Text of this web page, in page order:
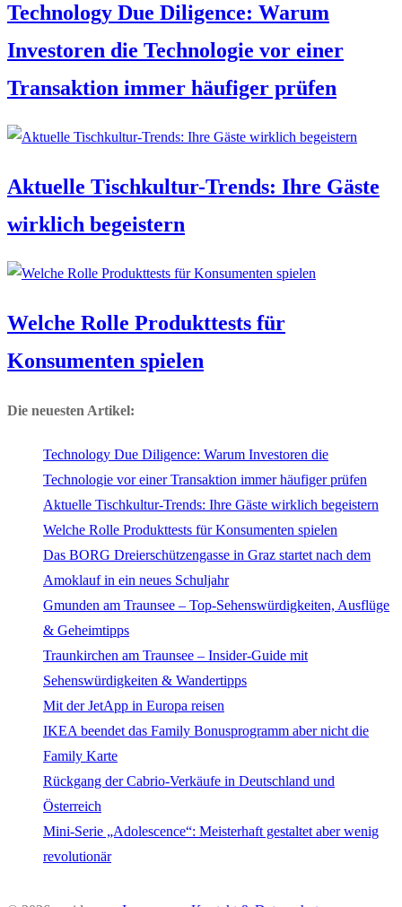
Technology Due Diligence: Warum
Investoren die Technologie vor einer
Transaktion immer häufiger prüfen
Aktuelle Tischkultur-Trends: Ihre Gäste
wirklich begeistern
Welche Rolle Produkttests für
Konsumenten spielen
Die neuesten Artikel:
Technology Due Diligence: Warum Investoren die
Technologie vor einer Transaktion immer häufiger prüfen
Aktuelle Tischkultur-Trends: Ihre Gäste wirklich begeistern
Welche Rolle Produkttests für Konsumenten spielen
Das BORG Dreierschützengasse in Graz startet nach dem
Amoklauf in ein neues Schuljahr
Gmunden am Traunsee – Top-Sehenswürdigkeiten, Ausflüge
& Geheimtipps
Traunkirchen am Traunsee – Insider-Guide mit
Sehenswürdigkeiten & Wandertipps
Mit der JetApp in Europa reisen
IKEA beendet das Family Bonusprogramm aber nicht die
Family Karte
Rückgang der Cabrio-Verkäufe in Deutschland und
Österreich
Mini-Serie „Adolescence“: Meisterhaft gestaltet aber wenig
revolutionär